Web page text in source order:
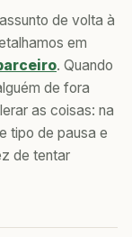
de volta à
em
. Quando
de fora
as coisas: na
tipo de pausa e
de tentar